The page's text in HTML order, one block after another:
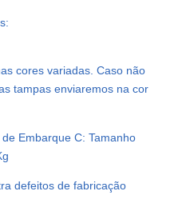
cores variadas. Caso não
tampas enviaremos na cor
Embarque C: Tamanho
defeitos de fabricação